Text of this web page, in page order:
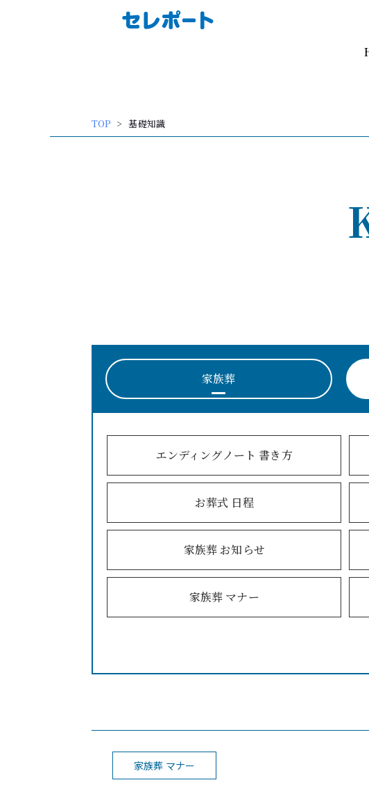
TOP 基礎知識
家族葬
エンディングノート 書き方
お葬式 日程
家族葬 お知らせ
家族葬 マナー
家族葬 マナー